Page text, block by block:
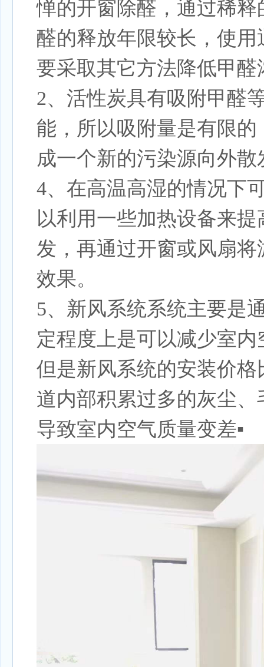
惮的开窗除醛，通过稀
醛的释放年限较长，使
要采取其它方法降低甲醛
2、活性炭具有吸附甲醛
能，所以吸附量是有限
成一个新的污染源向外
4、在高温高湿的情况下
以利用一些加热设备来
发，再通过开窗或风扇
效果。
5、新风系统系统主要是
定程度上是可以减少室
但是新风系统的安装价
道内部积累过多的灰尘
导致室内空气质量变差▪